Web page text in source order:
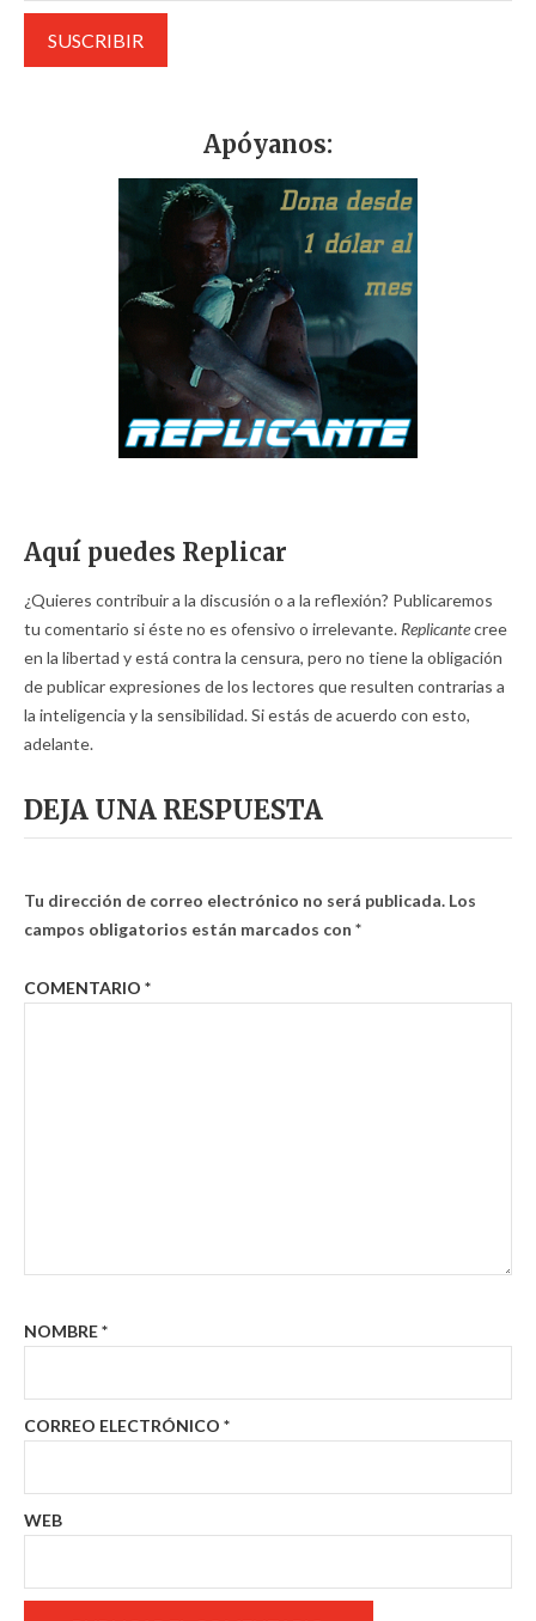
Apóyanos:
Aquí puedes Replicar
¿Quieres contribuir a la discusión o a la reflexión? Publicaremos
tu comentario si éste no es ofensivo o irrelevante. Replicantecree
en la libertad y está contra la censura, pero no tiene la obligación
de publicar expresiones de los lectores que resulten contrarias a
la inteligencia y la sensibilidad. Si estás de acuerdo con esto,
adelante.
DEJA UNA RESPUESTA
Tu dirección de correo electrónico no será publicada. Los
campos obligatorios están marcados con *
COMENTARIO *
NOMBRE*
CORREO ELECTRÓNICO *
WEB